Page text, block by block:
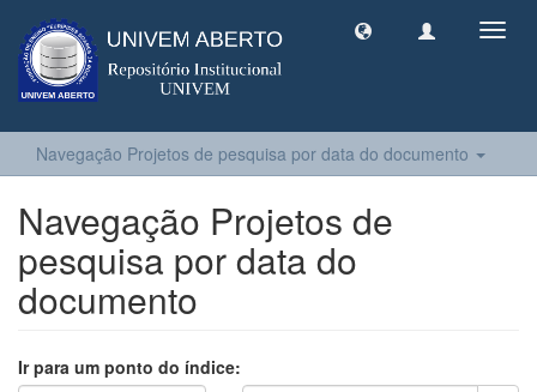
Navegação Projetos de pesquisa por data do documento
Navegação Projetos de
pesquisa por data do
documento
Ir para um ponto do índice: